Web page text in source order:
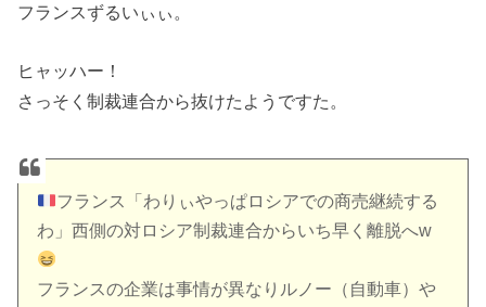
フランスずるいぃぃ。
ヒャッハー！
さっそく制裁連合から抜けたようですた。
フランス「わりぃやっぱロシアでの商売継続する
わ」西側の対ロシア制裁連合からいち早く離脱へw
フランスの企業は事情が異なりルノー（自動車）や